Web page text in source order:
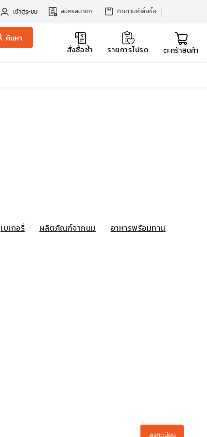
เข้าสู่ระบบ สมัครสมาชิก ติดตามคำสั่งซื้อ
ค้นหา
สั่งซื้อซ้ำ รายการโปรด ตะกร้าสินค้า
เบเกอรี่ ผลิตภัณฑ์จากนม
อาหารพร้อมทาน
ลงทะเบียน